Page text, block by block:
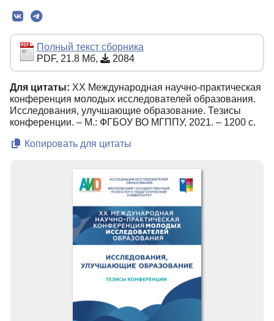
Текст
Полный текст сборника
PDF, 21.8 Мб,
2084
Для цитаты: ХX Международная научно-практическая
конференция молодых исследователей образования.
Исследования, улучшающие образование. Тезисы
конференции. – М.: ФГБОУ ВО МГППУ, 2021. – 1200 с.
Копировать для цитаты